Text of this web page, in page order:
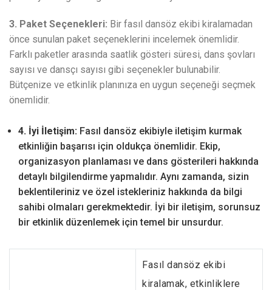
3. Paket Seçenekleri: Bir fasıl dansöz ekibi kiralamadan
önce sunulan paket seçeneklerini incelemek önemlidir.
Farklı paketler arasında saatlik gösteri süresi, dans şovları
sayısı ve dansçı sayısı gibi seçenekler bulunabilir.
Bütçenize ve etkinlik planınıza en uygun seçeneği seçmek
önemlidir.
4. İyi İletişim: Fasıl dansöz ekibiyle iletişim kurmak
etkinliğin başarısı için oldukça önemlidir. Ekip,
organizasyon planlaması ve dans gösterileri hakkında
detaylı bilgilendirme yapmalıdır. Aynı zamanda, sizin
beklentileriniz ve özel istekleriniz hakkında da bilgi
sahibi olmaları gerekmektedir. İyi bir iletişim, sorunsuz
bir etkinlik düzenlemek için temel bir unsurdur.
Fasıl dansöz ekibi
kiralamak, etkinliklere